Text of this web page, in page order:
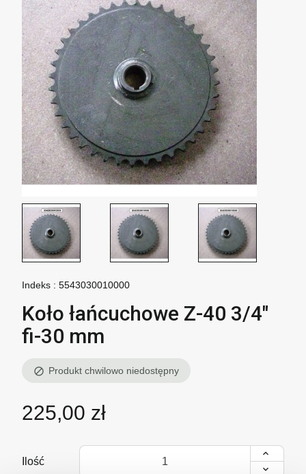
Indeks : 5543030010000
Koło łańcuchowe Z-40 3/4"
fi-30 mm
block Produkt chwilowo niedostępny
225,00 zł
Ilość